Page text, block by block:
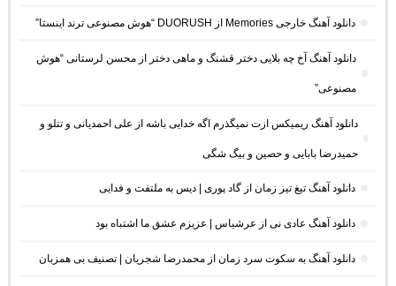
دانلود آهنگ خارجی Memories از DUORUSH “هوش مصنوعی ترند اینستا”
دانلود آهنگ آخ چه بلایی دختر قشنگ و ماهی دختر از محسن لرستانی “هوش
مصنوعی”
دانلود آهنگ ریمیکس ازت نمیگذرم اگه خدایی باشه از علی احمدیانی و تتلو و
حمیدرضا بابایی و حصین و بیگ شگی
دانلود آهنگ تیغ تیز زمان از گاد پوری | دیس به ملتفت و فدایی
دانلود آهنگ عادی نی از عرشیاس | عزیزم عشق ما اشتباه بود
دانلود آهنگ به سکوت سرد زمان از محمدرضا شجریان | تصنیف بی همزبان